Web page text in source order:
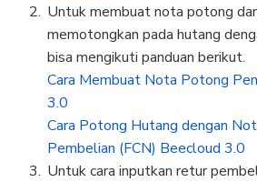
Untuk membuat nota potong
memotongkan pada hutang
bisa mengikuti panduan berikut.
Cara Membuat Nota Potong
3.0
Cara Potong Hutang dengan
Pembelian (FCN) Beecloud 3.0
Untuk cara inputkan retur